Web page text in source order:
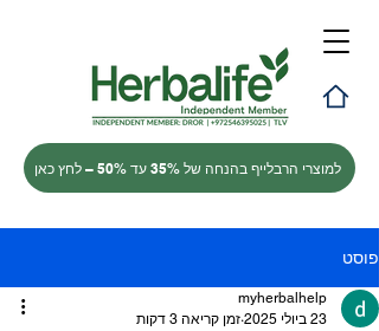
למוצרי הרבלייף בהנחה של 35% עד 50% – לחץ כאן
פוסט
myherbalhelp
23 ביולי 2025
זמן קריאה 3 דקות